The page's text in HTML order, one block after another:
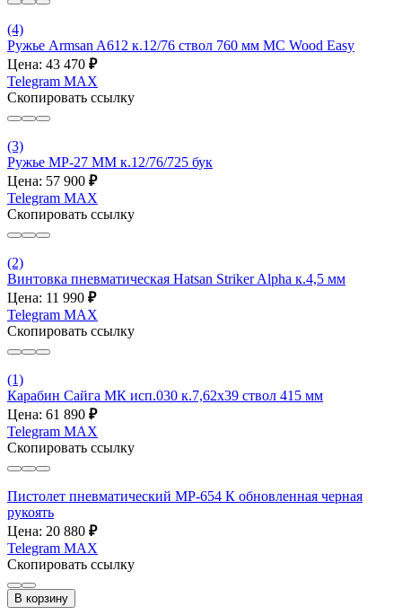
(4)
Ружье Armsan A612 к.12/76 ствол 760 мм MC Wood Easy
Цена: 43 470 ₽
Telegram MAX
Скопировать ссылку
(3)
Ружье МР-27 ММ к.12/76/725 бук
Цена: 57 900 ₽
Telegram MAX
Скопировать ссылку
(2)
Винтовка пневматическая Hatsan Striker Alpha к.4,5 мм
Цена: 11 990 ₽
Telegram MAX
Скопировать ссылку
(1)
Карабин Сайга МК исп.030 к.7,62х39 ствол 415 мм
Цена: 61 890 ₽
Telegram MAX
Скопировать ссылку
Пистолет пневматический МР-654 К обновленная черная
рукоять
Цена: 20 880 ₽
Telegram MAX
Скопировать ссылку
В корзину